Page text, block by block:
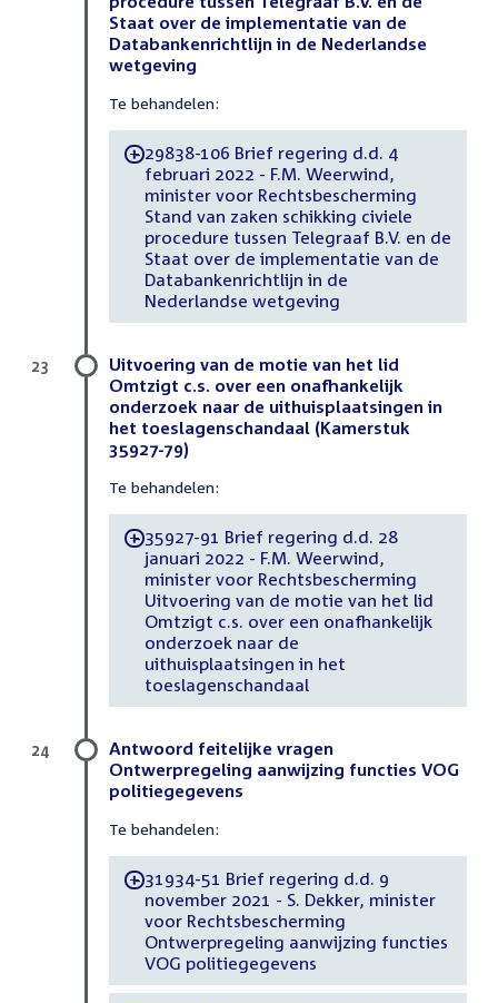
Staat over de implementatie van de
Databankenrichtlijn in de Nederlandse
wetgeving
Te behandelen:
-29838-106 Brief regering d.d. 4
februari 2022 - F.M. Weerwind,
minister voor Rechtsbescherming
Stand van zaken schikking civiele
procedure tussen Telegraaf B.V. en de
Staat over de implementatie van de
Databankenrichtlijn in de
Nederlandse wetgeving
Uitvoering van de motie van het lid
Omtzigt c.s. over een onafhankelijk
onderzoek naar de uithuisplaatsingen in
het toeslagenschandaal (Kamerstuk
35927-79)
Te behandelen:
-35927-91 Brief regering d.d. 28
januari 2022 - F.M. Weerwind,
minister voor Rechtsbescherming
Uitvoering van de motie van het lid
Omtzigt c.s. over een onafhankelijk
onderzoek naar de
uithuisplaatsingen in het
toeslagenschandaal
23
Antwoord feitelijke vragen
Ontwerpregeling aanwijzing functies VOG
politiegegevens
Te behandelen:
-31934-51 Brief regering d.d. 9
november 2021 - S. Dekker, minister
voor Rechtsbescherming
Ontwerpregeling aanwijzing functies
VOG politiegegevens
24